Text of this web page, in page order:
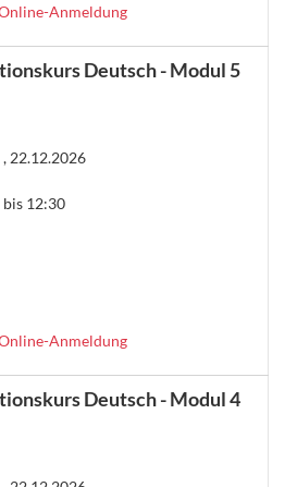
Anmeldung
Deutsch - Modul 5
, 22.12.2026
12:30
Anmeldung
Deutsch - Modul 4